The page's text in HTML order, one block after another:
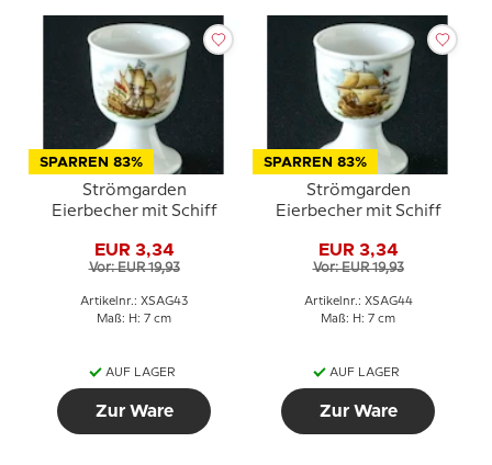
SPARREN 83%
Strömgarden
Eierbecher mit Schiff
EUR 3,34
Vor: EUR 19,93
Artikelnr.: XSAG43
Maß: H: 7 cm
AUF LAGER
Zur Ware
SPARREN 83%
Strömgarden
Eierbecher mit Schiff
EUR 3,34
Vor: EUR 19,93
Artikelnr.: XSAG44
Maß: H: 7 cm
AUF LAGER
Zur Ware